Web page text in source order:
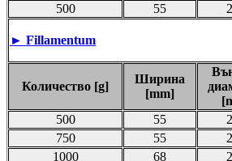
500 55
► Fillamentum
Количество [g]
Ширина
[mm]
500 55
750
55
1000
68